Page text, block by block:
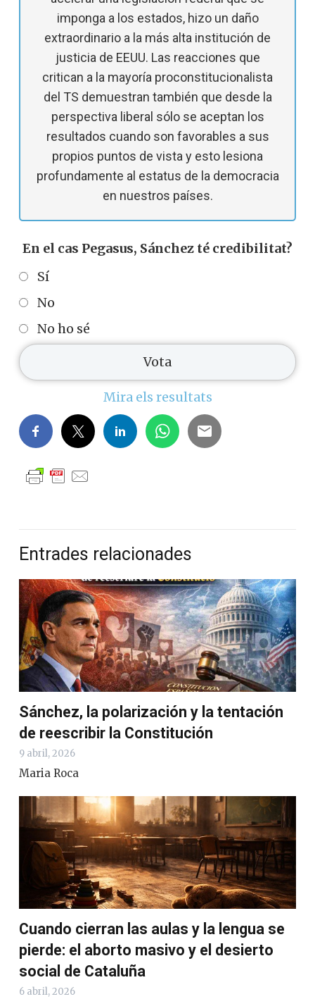
imponga a los estados, hizo un daño
extraordinario a la más alta institución de
justicia de EEUU. Las reacciones que
critican a la mayoría proconstitucionalista
del TS demuestran también que desde la
perspectiva liberal sólo se aceptan los
resultados cuando son favorables a sus
propios puntos de vista y esto lesiona
profundamente al estatus de la democracia
en nuestros países.
En el cas Pegasus, Sánchez té credibilitat?
Sí
No
No ho sé
Mira els resultats
Entrades relacionades
Sánchez, la polarización y la tentación
de reescribir la Constitución
9 abril, 2026
Maria Roca
Cuando cierran las aulas y la lengua se
pierde: el aborto masivo y el desierto
social de Cataluña
6 abril, 2026